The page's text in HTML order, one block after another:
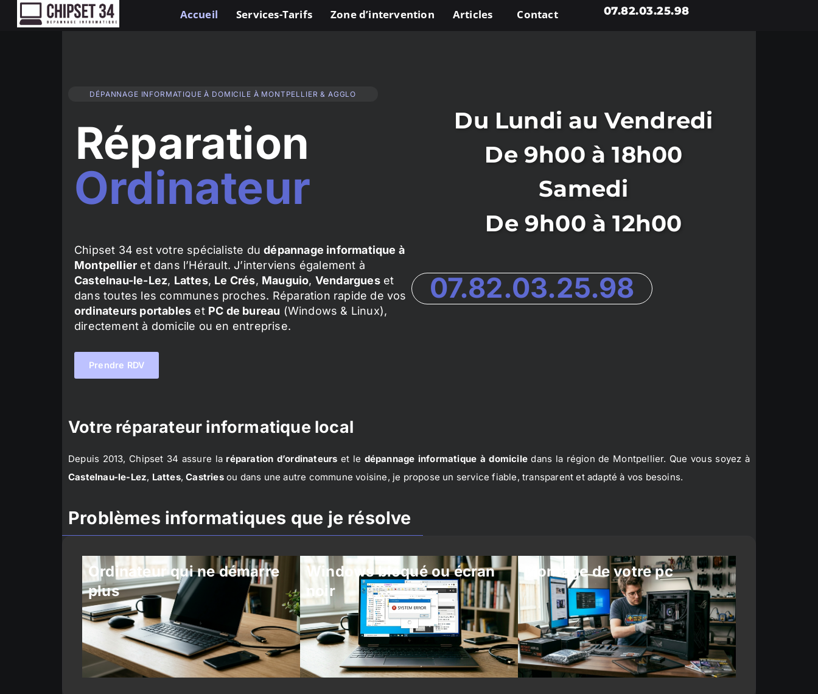
Accueil Services-Tarifs Zone d’intervention Articles Contact 07.82.03.25.98
DÉPANNAGE INFORMATIQUE À DOMICILE À MONTPELLIER & AGGLO
Réparation
Ordinateur
Chipset 34 est votre spécialiste dudépannage informatique à
Montpellier et dans l’Hérault. J’interviens également à
Castelnau-le-Lez, Lattes, Le Crés, Mauguio, Vendargueset
dans toutes les communes proches. Réparation rapide de vos
ordinateurs portables et PC de bureau (Windows & Linux),
directement à domicile ou en entreprise.
Prendre RDV
Du Lundi au Vendredi
De 9h00 à 18h00
Samedi
De 9h00 à 12h00
07.82.03.25.98
Votre réparateur informatique local
Depuis 2013, Chipset 34 assure la réparation d’ordinateurs et le dépannage informatique à domicile dans la région de Montpellier. Que vous soyez à
Castelnau-le-Lez, Lattes,Castriesou dans une autre commune voisine, je propose un service fiable, transparent et adapté à vos besoins.
Problèmes informatiques que je résolve
Ordinateur qui ne démarre
plus
Windows bloqué ou écran
noir
Montage de votre pc